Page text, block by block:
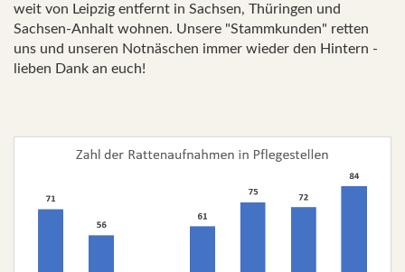
weit von Leipzig entfernt in Sachsen, Thüringen und
Sachsen-Anhalt wohnen. Unsere "Stammkunden" retten
uns und unseren Notnäschen immer wieder den Hintern -
lieben Dank an euch!